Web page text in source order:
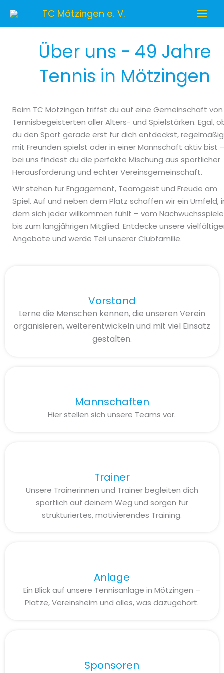
Inhalt
TC Mötzingen e. V.
Über uns - 49 Jahre
Tennis in Mötzingen
Beim TC Mötzingen triffst du auf eine Gemeinschaft von
Tennisbegeisterten aller Alters- und Spielstärken. Egal,
du den Sport gerade erst für dich entdeckst, regelmäßig
mit Freunden spielst oder in einer Mannschaft aktiv bist
bei uns findest du die perfekte Mischung aus sportlicher
Herausforderung und echter Vereinsgemeinschaft.
Wir stehen für Engagement, Teamgeist und Freude am
Spiel. Auf und neben dem Platz schaffen wir ein Umfeld,
dem sich jeder willkommen fühlt – vom
bis zum langjährigen Mitglied. Entdecke unsere
Angebote und werde Teil unserer Clubfamilie.
Vorstand
Lerne die Menschen kennen, die unseren Verein
organisieren, weiterentwickeln und mit viel Einsatz
gestalten.
Mannschaften
Hier stellen sich unsere Teams vor.
Trainer
Unsere Trainerinnen und Trainer begleiten dich
sportlich auf deinem Weg und sorgen für
strukturiertes, motivierendes Training.
Anlage
Ein Blick auf unsere Tennisanlage in Mötzingen –
Plätze, Vereinsheim und alles, was dazugehört.
Sponsoren